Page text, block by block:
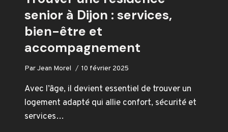
senior à Dijon : services,
bien-être et
accompagnement
ParJean Morel 10 février 2025
Avec l’âge, il devient essentiel de trouver un
logement adapté qui allie confort, sécurité et
services…